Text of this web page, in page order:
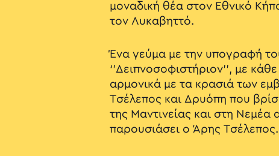
μοναδική θέα στον Εθνικό
τον Λυκαβηττό.
Ένα γεύμα με την υπογραφή
‘’Δειπνοσοφιστήριον’’, με
αρμονικά με τα κρασιά των
Τσέλεπος και Δρυόπη που
της Μαντινείας και στη Νεμέα
παρουσιάσει ο Άρης Τσέλεπος.